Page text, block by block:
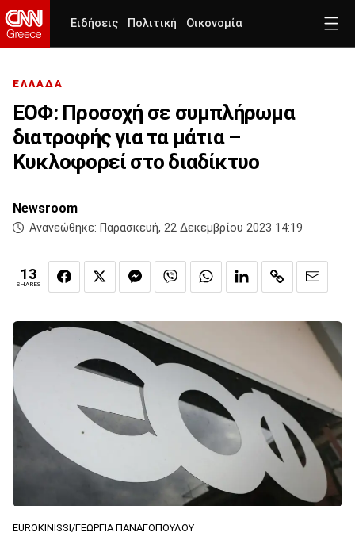
Ειδήσεις Πολιτική Οικονομία
ΕΛΛΑΔΑ
ΕΟΦ: Προσοχή σε συμπλήρωμα
διατροφής για τα μάτια –
Κυκλοφορεί στο διαδίκτυο
Newsroom
Ανανεώθηκε: Παρασκευή, 22 Δεκεμβρίου 2023 14:19
13
SHARES
EUROKINISSI/ΓΕΩΡΓΙΑ ΠΑΝΑΓΟΠΟΥΛΟΥ